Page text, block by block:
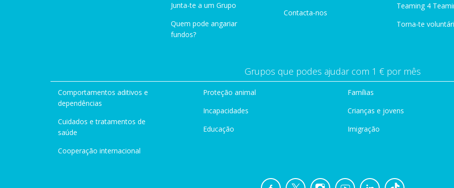
Junta-te a um Grupo
Quem pode angariar
fundos?
Contacta-nos
Teaming 4
Torna-te
Grupos que podes ajudar com 1 € por mês
Comportamentos aditivos e
dependências
Cuidados e tratamentos de
saúde
Cooperação internacional
Proteção animal
Incapacidades
Educação
Famílias
Crianças e jovens
Imigração